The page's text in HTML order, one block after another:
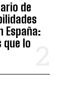
de
España:
que lo